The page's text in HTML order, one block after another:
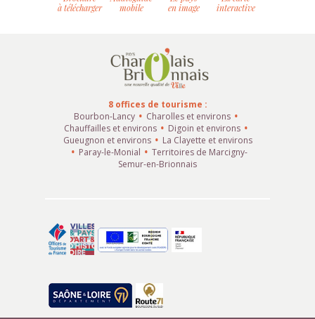
à télécharger
mobile
en image
interactive
8 offices de tourisme :
Bourbon-Lancy
Charolles et environs
Chauffailles et environs
Digoin et environs
Gueugnon et environs
La Clayette et environs
Paray-le-Monial
Territoires de Marcigny-
Semur-en-Brionnais